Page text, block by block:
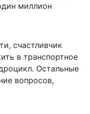
миллион
счастливчик
в транспортное
Остальные
вопросов,